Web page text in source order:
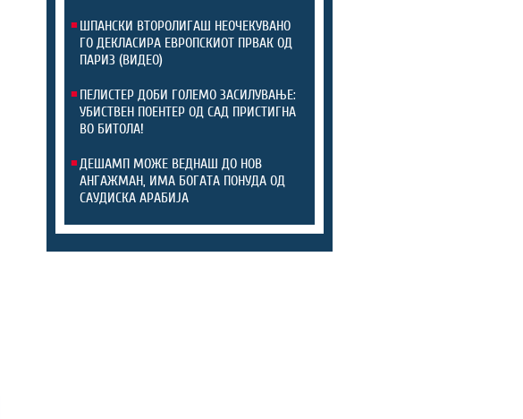
ШПАНСКИ ВТОРОЛИГАШ НЕОЧЕКУВАНО
ГО ДЕКЛАСИРА ЕВРОПСКИОТ ПРВАК ОД
ПАРИЗ (ВИДЕО)
ПЕЛИСТЕР ДОБИ ГОЛЕМО ЗАСИЛУВАЊЕ:
УБИСТВЕН ПОЕНТЕР ОД САД ПРИСТИГНА
ВО БИТОЛА!
ДЕШАМП МОЖЕ ВЕДНАШ ДО НОВ
АНГАЖМАН, ИМА БОГАТА ПОНУДА ОД
САУДИСКА АРАБИЈА